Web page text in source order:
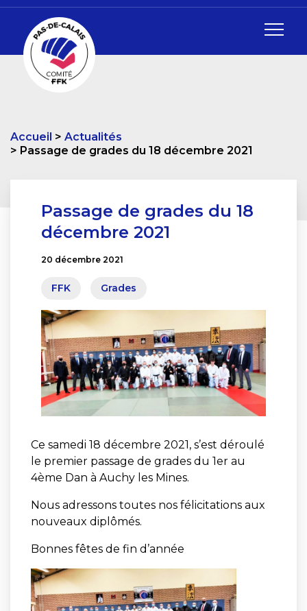
Accueil
Actualités
Passage de grades du 18 décembre 2021
Passage de grades du 18
décembre 2021
20 décembre 2021
FFK Grades
Ce samedi 18 décembre 2021, s’est déroulé
le premier passage de grades du 1er au
4ème Dan à Auchy les Mines.
Nous adressons toutes nos félicitations aux
nouveaux diplômés.
Bonnes fêtes de fin d’année